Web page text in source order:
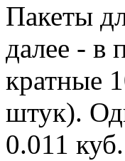
Пакеты
далее - в
кратные
штук).
0.011